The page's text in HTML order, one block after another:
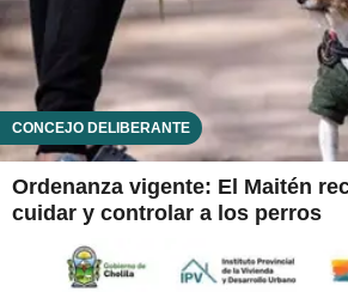
CONCEJO DELIBERANTE
Ordenanza vigente: El Maitén
cuidar y controlar a los perros